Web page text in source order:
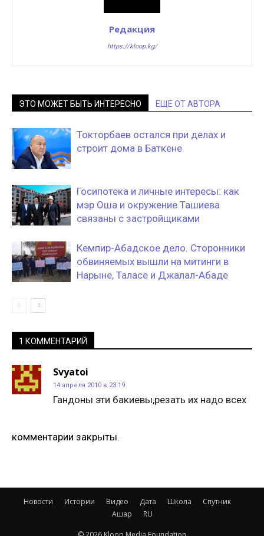
Редакция
https://kloop.kg/
ЭТО МОЖЕТ БЫТЬ ИНТЕРЕСНО ЕЩЕ ОТ АВТОРА
Токторбаев остался при делах и
строит дома в Баткене
Госипотека и личные интересы: как
мэр Оша и окружение Ташиева
связаны с застройщиками
Кемпир-Абадское дело. Сторонники
обвиняемых вышли на митинги в
Нарыне, Таласе и Джалал-Абаде
1 КОММЕНТАРИЙ
Svyatoi
14 апреля 2010 в 23:19
Гандоны эти бакиевы,резать их надо всех
комментарии закрыты.
Новости Истории Видео Дата Школа
Спутник
Ашар
RU